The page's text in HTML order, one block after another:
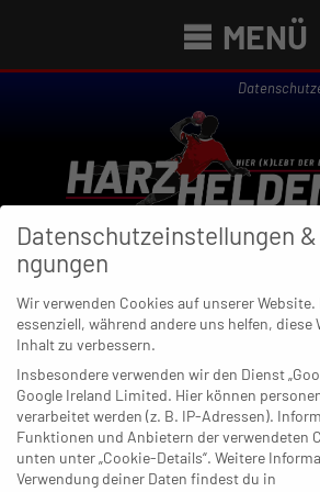
MENÜ
Newsübersicht
10. NOVEMBER
Gut für
Remscheid
Datenschutzeinstellungen
ngungen
Wir verwenden Cookies auf unserer
essenziell, während andere uns helfen, diese
Inhalt zu verbessern.
Insbesondere verwenden wir den Dienst
Google Ireland Limited. Hier können
verarbeitet werden (z. B. IP-Adressen).
Funktionen und Anbietern der verwendeten
unten unter „Cookie-Details“. Weitere
Verwendung deiner Daten findest du in